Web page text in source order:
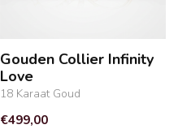
Gouden Collier Infinity
Love
18 Karaat Goud
€499,00